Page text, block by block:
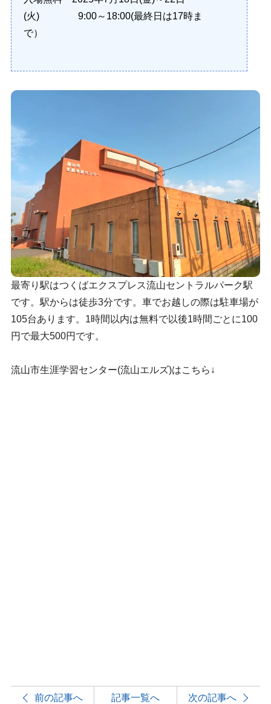
(火) 9:00～18:00(最終日は17時ま
で）
最寄り駅はつくばエクスプレス流山セントラルパーク駅
です。駅からは徒歩3分です。車でお越しの際は駐車場が
105台あります。1時間以内は無料で以後1時間ごとに100
円で最大500円です。
流山市生涯学習センター(流山エルズ)はこちら↓
前の記事へ 記事一覧へ 次の記事へ